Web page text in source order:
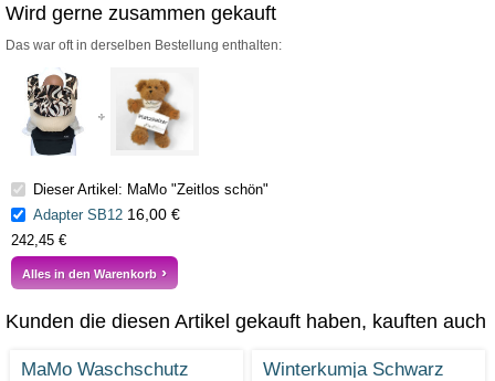
Wird gerne zusammen gekauft
Das war oft in derselben Bestellung enthalten:
Dieser Artikel: MaMo "Zeitlos schön"
Adapter SB12 16,00 €
242,45 €
Alles in den Warenkorb
Kunden die diesen Artikel gekauft haben, kauften auch
MaMo Waschschutz Winterkumja Schwarz